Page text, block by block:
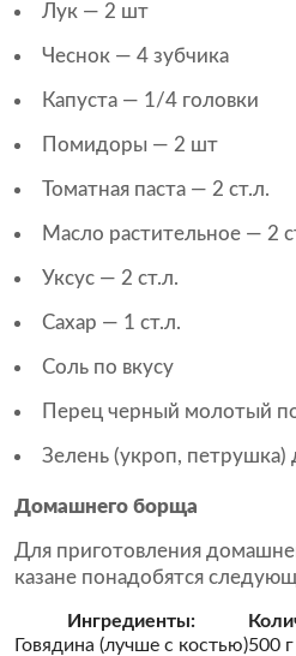
Лук — 2 шт
Чеснок — 4 зубчика
Капуста — 1/4 головки
Помидоры — 2 шт
Томатная паста — 2 ст.л.
Масло растительное — 2
Уксус — 2 ст.л.
Сахар — 1 ст.л.
Соль по вкусу
Перец черный молотый
Зелень (укроп, петрушка)
Домашнего борща
Для приготовления
казане понадобятся
Ингредиенты:
Говядина (лучше с костью)500 г